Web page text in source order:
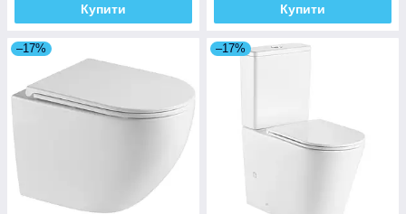
Купити Купити
–17% –17%